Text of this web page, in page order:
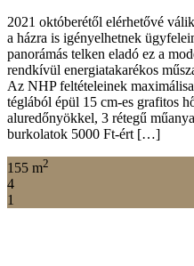
2021 októberétől elérhetővé
a házra is igényelhetnek
panorámás telken eladó ez a
rendkívül energiatakarékos
Az NHP feltételeinek
téglából épül 15 cm-es grafitos
aluredőnyökkel, 3 rétegű
burkolatok 5000 Ft-ért […]
155 m2
4
1